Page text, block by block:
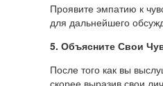
Проявите эмпатию к
для дальнейшего
5. Объясните Свои
После того как вы
скорее выразив свои